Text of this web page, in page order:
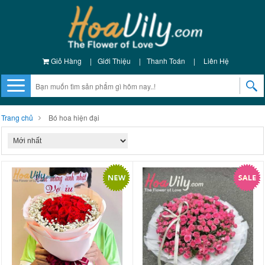
Giỏ Hàng | Giới Thiệu | Thanh Toán | Liên Hệ
Trang chủ Bó hoa hiện đại